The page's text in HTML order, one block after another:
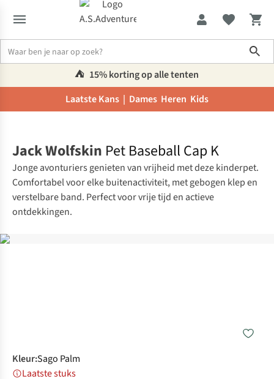
⛺️ 15% korting op alle tenten
Laatste Kans | Dames Heren Kids
Jack Wolfskin Pet Baseball Cap K
Jonge avonturiers genieten van vrijheid met deze kinderpet.
Comfortabel voor elke buitenactiviteit, met gebogen klep en
verstelbare band. Perfect voor vrije tijd en actieve
ontdekkingen.
Kleur:Sago Palm
Laatste stuks